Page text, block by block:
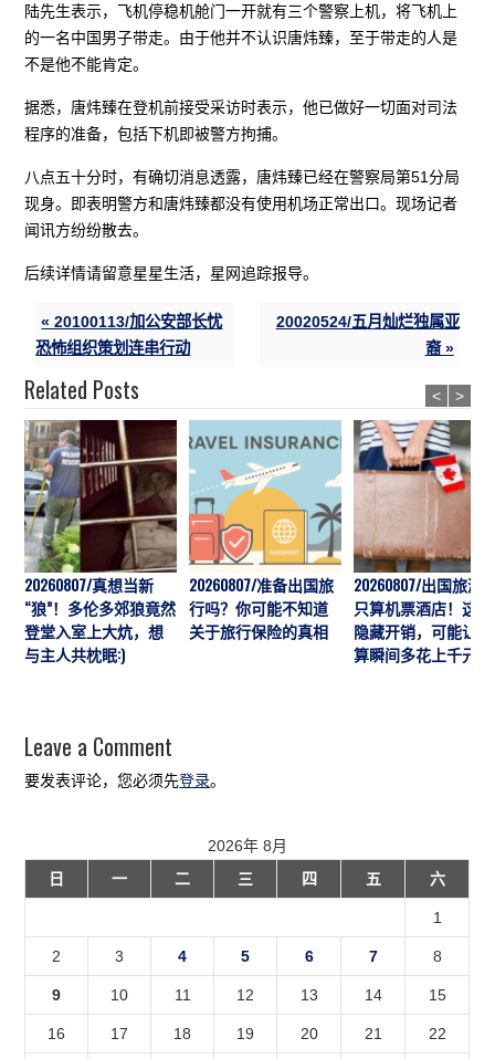
陆先生表示，飞机停稳机舱门一开就有三个警察上机，将飞机上
的一名中国男子带走。由于他并不认识唐炜臻，至于带走的人是
不是他不能肯定。
据悉，唐炜臻在登机前接受采访时表示，他已做好一切面对司法
程序的准备，包括下机即被警方拘捕。
八点五十分时，有确切消息透露，唐炜臻已经在警察局第51分局
现身。即表明警方和唐炜臻都没有使用机场正常出口。现场记者
闻讯方纷纷散去。
后续详情请留意星星生活，星网追踪报导。
« 20100113/加公安部长忧
恐怖组织策划连串行动
20020524/五月灿烂独属亚
裔 »
Related Posts
20260807/真想当新
“狼”！多伦多郊狼竟然
登堂入室上大炕，想
与主人共枕眠:)
20260807/准备出国旅
行吗？你可能不知道
关于旅行保险的真相
20260807/出国旅游
只算机票酒店！这7
隐藏开销，可能让预
算瞬间多花上千元
< >
Leave a Comment
要发表评论，您必须先登录。
2026年 8月
日
一 二 三 四 五 六
1
2 3 4 5 6 7 8
9 10 11 12 13 14 15
16 17 18 19 20 21 22